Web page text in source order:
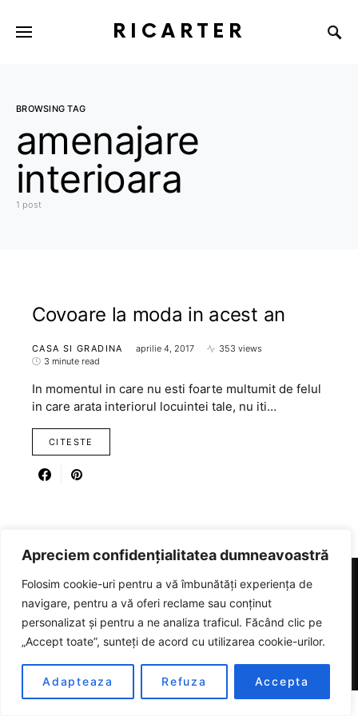
Apreciem confidențialitatea dumneavoastră
Folosim cookie-uri pentru a vă îmbunătăți experiența de
navigare, pentru a vă oferi reclame sau conținut
personalizat și pentru a ne analiza traficul. Făcând clic pe
„Accept toate”, sunteți de acord cu utilizarea cookie-urilor.
Adapteaza Refuza Accepta
RICARTER
BROWSING TAG
amenajare
interioara
1 post
Covoare la moda in acest an
CASA SI GRADINA aprilie 4, 2017
353 views
3 minute read
In momentul in care nu esti foarte multumit de felul
in care arata interiorul locuintei tale, nu iti…
CITESTE
RICARTER
Designed & Developed bySmartSeoPack.com